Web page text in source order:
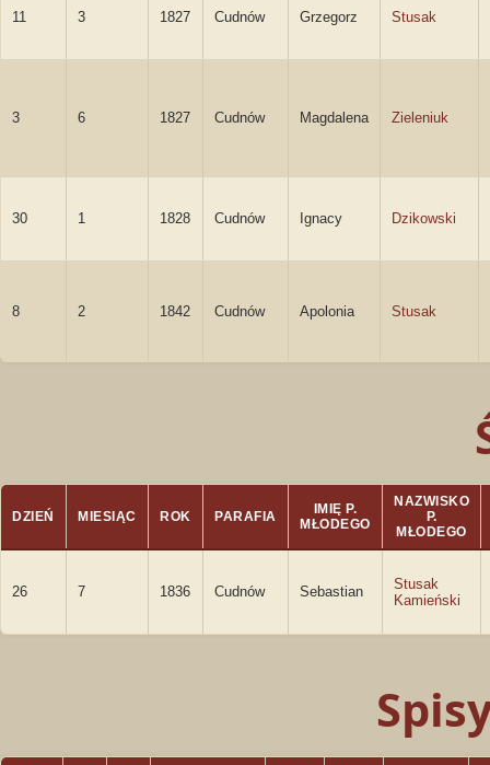
11 3 1827 Cudnów Grzegorz Stusak
3 6 1827 Cudnów Magdalena Zieleniuk
30 1 1828 Cudnów Ignacy Dzikowski
8 2 1842 Cudnów Apolonia Stusak
DZIEŃ MIESIĄC ROK PARAFIA
IMIĘ P.
MŁODEGO
NAZWISKO
P.
MŁODEGO
26 7 1836 Cudnów Sebastian
Stusak
Kamieński